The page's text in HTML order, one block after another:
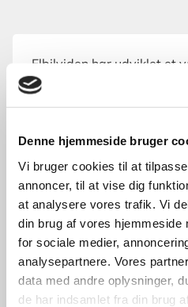
Denne hjemmeside bruger
Vi bruger cookies til at
annoncer, til at vise dig
at analysere vores trafik. Vi
din brug af vores hjemmeside
for sociale medier,
analysepartnere. Vores
data med andre oplysninger,
de har indsamlet fra din brug
Elbilviden har udviklet et
beregne udviklingen af
elbiler frem til 2035.
I værktøjet kan du selv
batteristørrelsen på den
se prisudviklingen på
Bemærk, at der for årene
en vejledende beregning.
og
leveringsomkostninger
køretøjervarierer fra år til